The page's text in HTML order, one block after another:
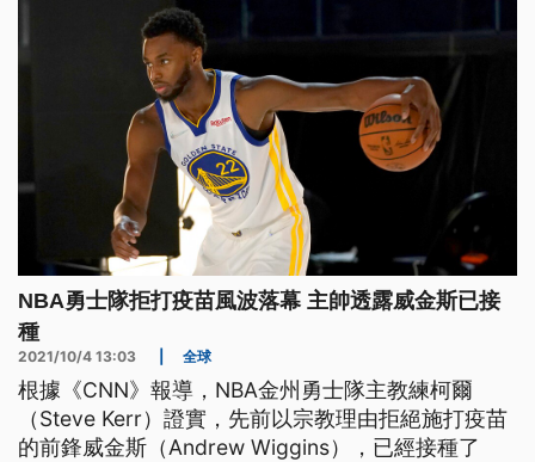
NBA勇士隊拒打疫苗風波落幕 主帥透露威金斯已接
種
2021/10/4 13:03 全球
根據《CNN》報導，NBA金州勇士隊主教練柯爾
（Steve Kerr）證實，先前以宗教理由拒絕施打疫苗
的前鋒威金斯（Andrew Wiggins），已經接種了